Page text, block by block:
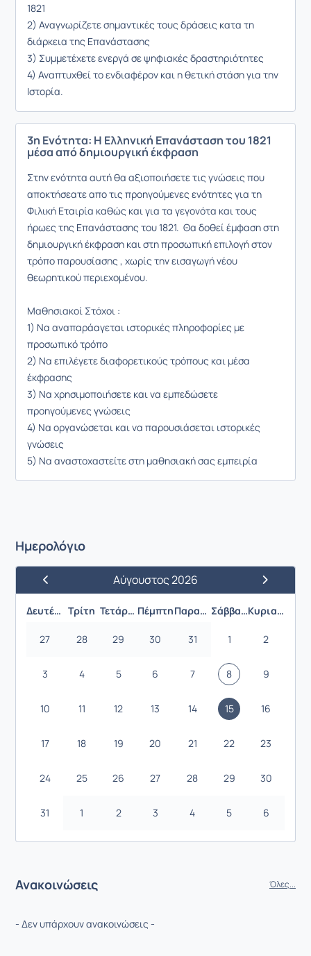
1821
2) Αναγνωρίζετε σημαντικές τους δράσεις κατα τη
διάρκεια της Επανάστασης
3) Συμμετέχετε ενεργά σε ψηφιακές δραστηριότητες
4) Αναπτυχθεί το ενδιαφέρον και η θετική στάση για την
Ιστορία.
3η Ενότητα: Η Ελληνική Επανάσταση του 1821
μέσα από δημιουργική έκφραση
Στην ενότητα αυτή θα αξιοποιήσετε τις γνώσεις που
αποκτήσεατε απο τις προηγούμενες ενότητες για τη
Φιλική Εταιρία καθώς και για τα γεγονότα και τους
ήρωες της Επανάστασης του 1821. Θα δοθεί έμφαση στη
δημιουργική έκφραση και στη προσωπική επιλογή στον
τρόπο παρουσίασης , χωρίς την εισαγωγή νέου
θεωρητικού περιεχομένου.
Μαθησιακοί Στόχοι :
1) Να αναπαράαγεται ιστορικές πληροφορίες με
προσωπικό τρόπο
2) Να επιλέγετε διαφορετικούς τρόπους και μέσα
έκφρασης
3) Να χρησιμοποιήσετε και να εμπεδώσετε
προηγούμενες γνώσεις
4) Να οργανώσεται και να παρουσιάσεται ιστορικές
γνώσεις
5) Να αναστοχαστείτε στη μαθησιακή σας εμπειρία
Ημερολόγιο
Προηγούμενος ΜήναςΑύγουστος 2026
Επόμενος
Δευτέρα Τρίτη Τετάρτη Πέμπτη Παρασκευή Σάββατο Κυριακή
27 28 29 30 31 1 2
3 4 5 6 7 8 9
10 11 12 13 14 15 16
17 18 19 20 21 22 23
24 25 26 27 28 29 30
31 1 2 3 4 5 6
Ανακοινώσεις Όλες...
- Δεν υπάρχουν ανακοινώσεις -